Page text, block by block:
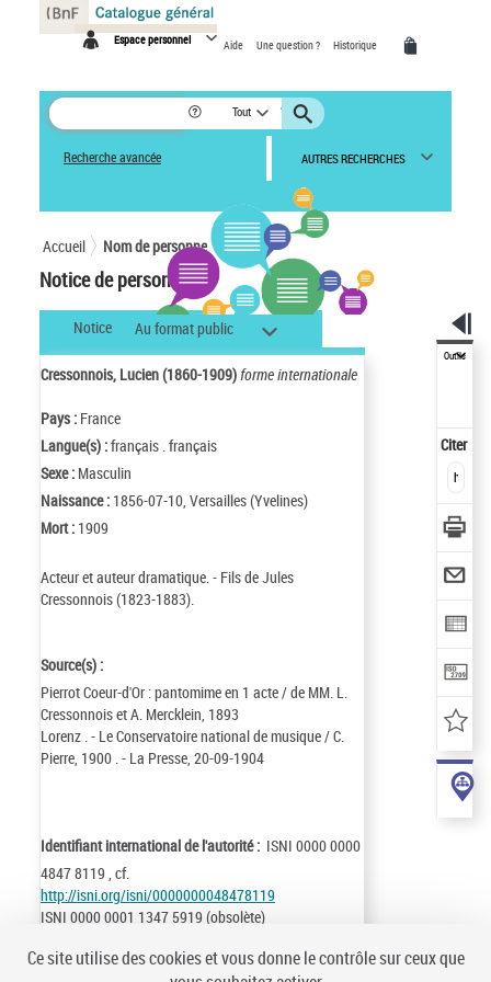
Espace personnel Aide Une question ? Historique
Tout
Recherche avancée AUTRES RECHERCHES
Accueil Nom de personne
Notice de personne
Notice Au format public
Cressonnois, Lucien (1860-1909)forme internationale
Pays : France
Langue(s) :français . français
Sexe : Masculin
Naissance : 1856-07-10, Versailles (Yvelines)
Mort : 1909
Acteur et auteur dramatique. - Fils de Jules
Cressonnois (1823-1883).
Source(s) :
Pierrot Coeur-d'Or : pantomime en 1 acte / de MM. L.
Cressonnois et A. Mercklein, 1893
Lorenz . - Le Conservatoire national de musique / C.
Pierre, 1900 . - La Presse, 20-09-1904
Identifiant international de l'autorité : ISNI 0000 0000
4847 8119 , cf.
http://isni.org/isni/0000000048478119
ISNI 0000 0001 1347 5919 (obsolète)
Notice n° :FRBNF10496809
Outils
Citer
Panneau de gestion des cookies
Ce site utilise des cookies et vous donne le contrôle sur ceux que